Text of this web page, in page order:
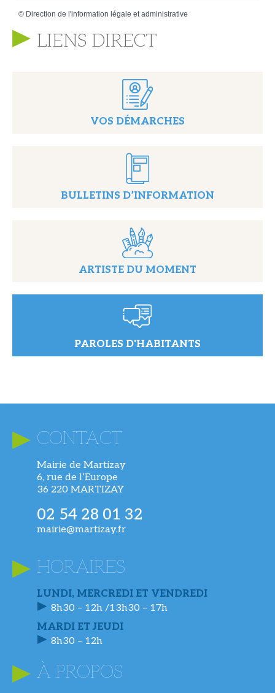
© Direction de l'information légale et administrative
LIENS DIRECT
VOS DÉMARCHES
BULLETINS D’INFORMATION
ARTISTE DU MOMENT
PAROLES D'HABITANTS
CONTACT
Mairie de Martizay
6, rue de l’Europe
36 220 MARTIZAY
02 54 28 01 32
mairie@martizay.fr
HORAIRES
LUNDI, MERCREDI ET VENDREDI
8h30 – 12h /13h30 – 17h
MARDI ET JEUDI
8h30 – 12h
À PROPOS